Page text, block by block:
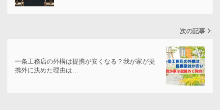
次の記事
一条工務店の外構は提携が安くなる？我が家が提
携外に決めた理由は…